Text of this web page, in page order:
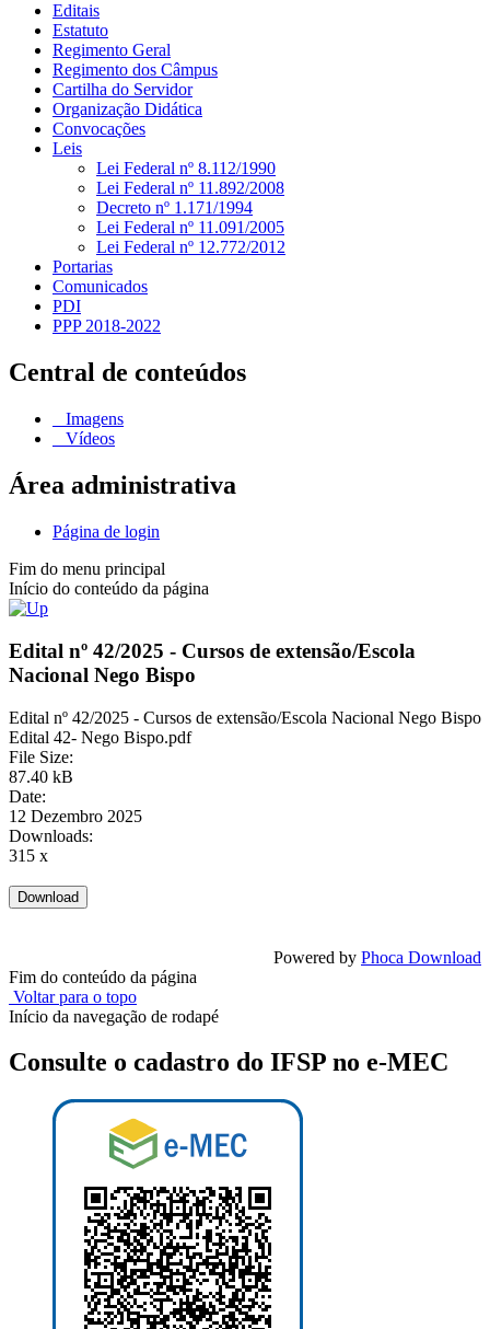
Editais
Estatuto
Regimento Geral
Regimento dos Câmpus
Cartilha do Servidor
Organização Didática
Convocações
Leis
Lei Federal nº 8.112/1990
Lei Federal nº 11.892/2008
Decreto nº 1.171/1994
Lei Federal nº 11.091/2005
Lei Federal nº 12.772/2012
Portarias
Comunicados
PDI
PPP 2018-2022
Central de conteúdos
Imagens
Vídeos
Área administrativa
Página de login
Fim do menu principal
Início do conteúdo da página
Edital nº 42/2025 - Cursos de extensão/Escola
Nacional Nego Bispo
Edital nº 42/2025 - Cursos de extensão/Escola Nacional Nego Bispo
Edital 42- Nego Bispo.pdf
File Size:
87.40 kB
Date:
12 Dezembro 2025
Downloads:
315 x
Powered by Phoca Download
Fim do conteúdo da página
Voltar para o topo
Início da navegação de rodapé
Consulte o cadastro do IFSP no e-MEC